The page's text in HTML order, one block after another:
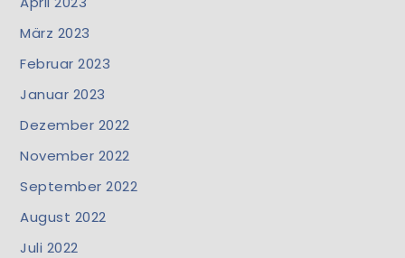
März 2023
Februar 2023
Januar 2023
Dezember 2022
November 2022
September 2022
August 2022
Juli 2022